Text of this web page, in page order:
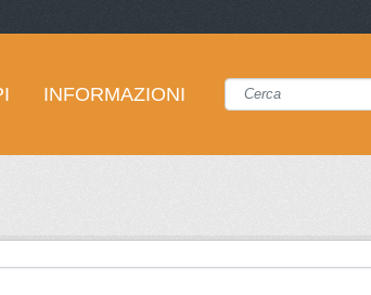
INFORMAZIONI